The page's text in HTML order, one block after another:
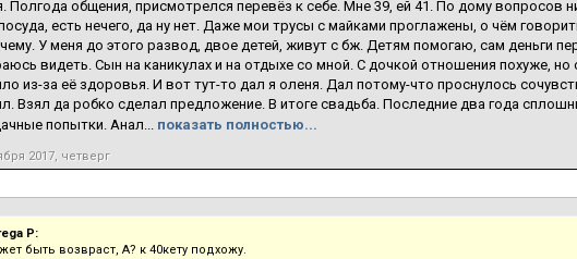
Полгода общения, присмотрелся перевёз к себе. Мне 39, ей 41. По дому вопросов
есть нечего, да ну нет. Даже мои трусы с майками проглажены, о чём
У меня до этого развод, двое детей, живут с бж. Детям помогаю, сам деньги
видеть. Сын на каникулах и на отдыхе со мной. С дочкой отношения похуже,
из-за её здоровья. И вот тут-то дал я оленя. Дал потому-что проснулось
Взял да робко сделал предложение. В итоге свадьба. Последние два года
попытки. Анал... показать полностью...
2017, четверг
P:
быть возвраст, А? к 40кету подхожу.